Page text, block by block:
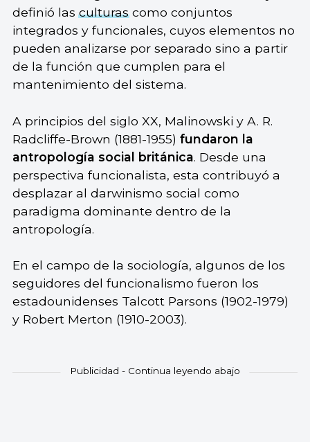
definió lasculturascomo conjuntos
integrados y funcionales, cuyos elementos no
pueden analizarse por separado sino a partir
de la función que cumplen para el
mantenimiento del sistema.
A principios del siglo XX, Malinowski y A. R.
Radcliffe-Brown (1881-1955) fundaron la
antropología social británica. Desde una
perspectiva funcionalista, esta contribuyó a
desplazar al darwinismo social como
paradigma dominante dentro de la
antropología.
En el campo de la sociología, algunos de los
seguidores del funcionalismo fueron los
estadounidenses Talcott Parsons (1902-1979)
y Robert Merton (1910-2003).